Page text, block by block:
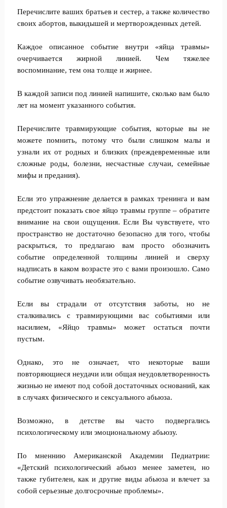
Перечислите ваших братьев и сестер, а также количество
своих абортов, выкидышей и мертворожденных детей.
Каждое описанное событие внутри «яйца травмы»
очерчивается жирной линией. Чем тяжелее
воспоминание, тем она толще и жирнее.
В каждой записи под линией напишите, сколько вам было
лет на момент указанного события.
Перечислите травмирующие события, которые вы не
можете помнить, потому что были слишком малы и
узнали их от родных и близких (преждевременные или
сложные роды, болезни, несчастные случаи, семейные
мифы и предания).
Если это упражнение делается в рамках тренинга и вам
предстоит показать свое яйцо травмы группе – обратите
внимание на свои ощущения. Если Вы чувствуете, что
пространство не достаточно безопасно для того, чтобы
раскрыться, то предлагаю вам просто обозначить
событие определенной толщины линией и сверху
надписать в каком возрасте это с вами произошло. Само
событие озвучивать необязательно.
Если вы страдали от отсутствия заботы, но не
сталкивались с травмирующими вас событиями или
насилием, «Яйцо травмы» может остаться почти
пустым.
Однако, это не означает, что некоторые ваши
повторяющиеся неудачи или общая неудовлетворенность
жизнью не имеют под собой достаточных оснований, как
в случаях физического и сексуального абьюза.
Возможно, в детстве вы часто подвергались
психологическому или эмоциональному абьюзу.
По мненнию Американской Академии Педиатрии:
«Детский психологический абьюз менее заметен, но
также губителен, как и другие виды абьюза и влечет за
собой серьезные долгосрочные проблемы».